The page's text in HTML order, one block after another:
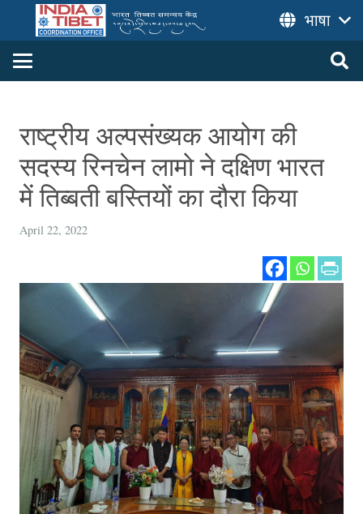
भाषा
राष्ट्रीय अल्पसंख्यक आयोग की
सदस्य रिनचेन लामो ने दक्षिण भारत
में तिब्बती बस्तियों का दौरा किया
April 22, 2022